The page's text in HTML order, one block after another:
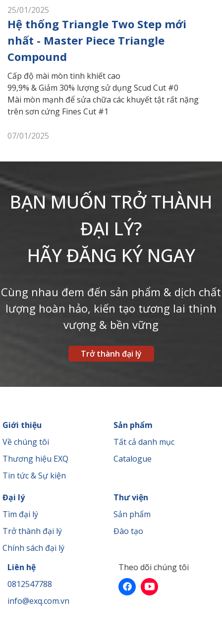
25/01/2025
Hệ thống Triangle Two Step mới
nhất - Master Piece Triangle
Compound
Cấp độ mài mòn tinh khiết cao
99,9% & Giảm 30% lượng sử dụng Scud Cut #0
Mài mòn mạnh để sửa chữa các khuyết tật rất nặng
trên sơn cứng Fines Cut #1
07/01/2025
BẠN MUỐN TRỞ THÀNH
ĐẠI LÝ?
HÃY ĐĂNG KÝ NGAY
Cùng nhau đem đến sản phẩm & dịch chất
lượng hoàn hảo, kiến tạo tương lai thịnh
vượng & bền vững
Trở thành đại lý
Giới thiệu
Về chúng tôi
Thương hiệu EXQ
Tin tức & Sự kiện
Sản phẩm
Tất cả danh mục
Catalogue
Đại lý
Tìm đại lý
Trở thành đại lý
Chính sách đại lý
Thư viện
Sản phẩm
Đào tạo
Liên hệ
0812547788
info@exq.com.vn
Theo dõi chúng tôi